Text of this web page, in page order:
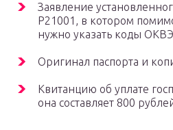
Заявление
Р21001, в котором
нужно указать коды
Оригинал паспорта и
Квитанцию об уплате
она составляет 800